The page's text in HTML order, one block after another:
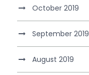
October 2019
September 2019
August 2019